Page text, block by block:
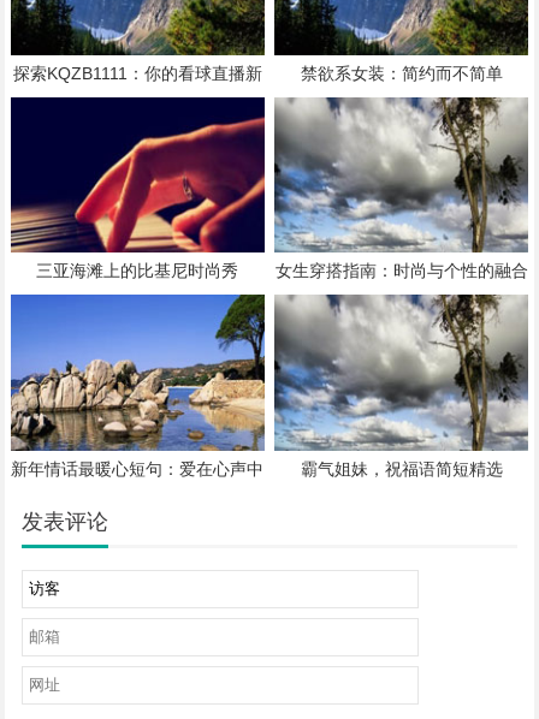
探索KQZB1111：你的看球直播新
选择
禁欲系女装：简约而不简单
三亚海滩上的比基尼时尚秀 女生穿搭指南：时尚与个性的融合
新年情话最暖心短句：爱在心声中 霸气姐妹，祝福语简短精选
发表评论